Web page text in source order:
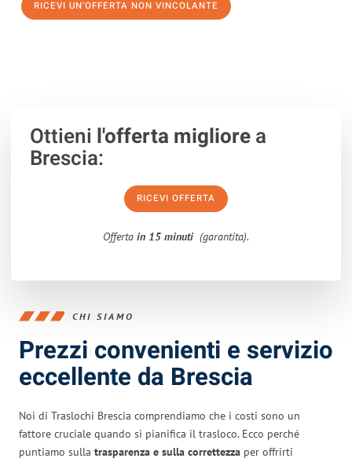
RICEVI UN'OFFERTA NON VINCOLANTE
Ottieni l'offerta migliorea
Brescia:
RICEVI OFFERTA
Offerta in 15 minuti (garantita).
CHI SIAMO
Prezzi convenienti e servizio
eccellente da Brescia
Noi di Traslochi Brescia comprendiamo che i costi sono un
fattore cruciale quando si pianifica il trasloco. Ecco perché
puntiamo sulla trasparenza e sulla correttezza per offrirti